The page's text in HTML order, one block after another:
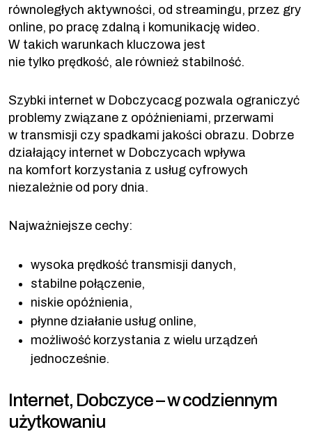
równoległych aktywności, od streamingu, przez gry
online, po pracę zdalną i komunikację wideo.
W takich warunkach kluczowa jest
nie tylko prędkość, ale również stabilność.
Szybki internet w Dobczycacg pozwala ograniczyć
problemy związane z opóźnieniami, przerwami
w transmisji czy spadkami jakości obrazu. Dobrze
działający internet w Dobczycach wpływa
na komfort korzystania z usług cyfrowych
niezależnie od pory dnia.
Najważniejsze cechy:
wysoka prędkość transmisji danych,
stabilne połączenie,
niskie opóźnienia,
płynne działanie usług online,
możliwość korzystania z wielu urządzeń
jednocześnie.
Internet, Dobczyce – w codziennym
użytkowaniu